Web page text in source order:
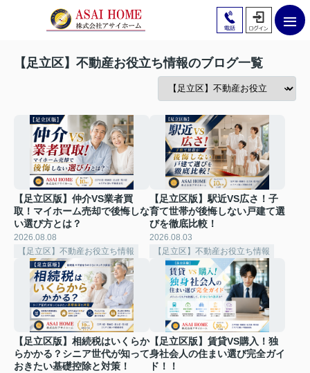
【足立区】不動産お役立ち情報のブログ一覧
【足立区版】仲介VS業者買
取！マイホーム売却で後悔しな
い選び方とは？
2026.08.08
【足立区】不動産お役立ち情報
【足立区版】駅近VS広さ！子
育て世帯が後悔しない戸建て選
びを徹底比較！
2026.08.03
【足立区】不動産お役立ち情報
【足立区版】相続税はいくらか
らかかる？シニア世代が知って
おきたい基礎控除と対策！
【足立区版】賃貸VS購入！独
身社会人の住まい選び完全ガイ
ド！！